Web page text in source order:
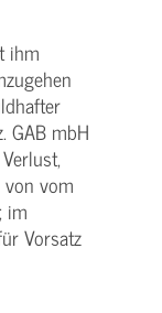
ihm
GAB mbH
vom
im
Vorsatz